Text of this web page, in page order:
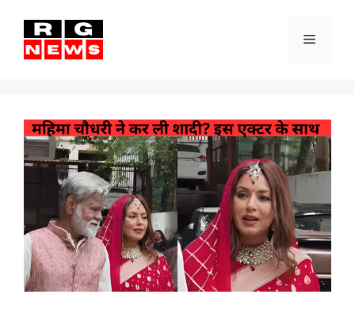
content
Menu